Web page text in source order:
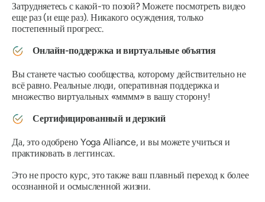
Затрудняетесь с какой-то позой? Можете посмотреть видео
еще раз (и еще раз). Никакого осуждения, только
постепенный прогресс.
Онлайн-поддержка и виртуальные объятия
Вы станете частью сообщества, которому действительно не
всё равно. Реальные люди, оперативная поддержка и
множество виртуальных «мммм»в вашу сторону!
Сертифицированный и дерзкий
Да, это одобрено Yoga Alliance, и вы можете учиться и
практиковать в леггинсах.
Это не просто курс, это также ваш плавный переход к более
осознанной и осмысленной жизни.